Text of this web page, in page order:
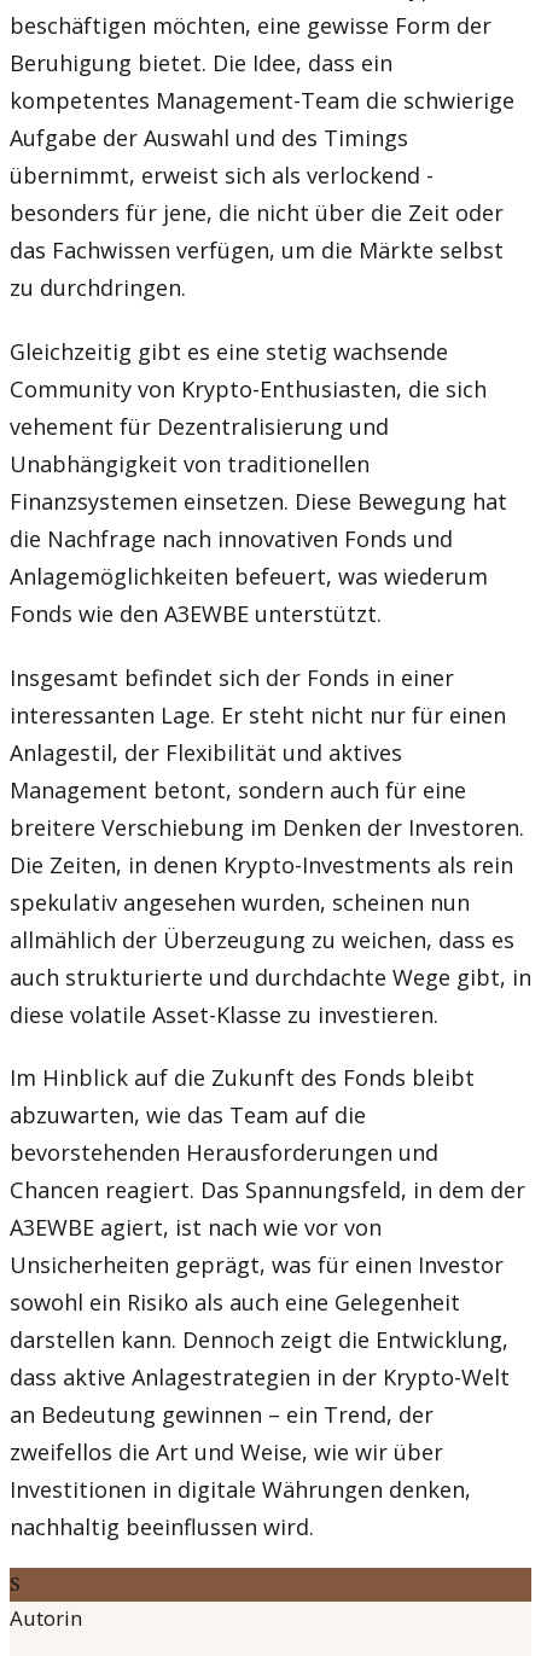
beschäftigen möchten, eine gewisse Form der
Beruhigung bietet. Die Idee, dass ein
kompetentes Management-Team die schwierige
Aufgabe der Auswahl und des Timings
übernimmt, erweist sich als verlockend -
besonders für jene, die nicht über die Zeit oder
das Fachwissen verfügen, um die Märkte selbst
zu durchdringen.
Gleichzeitig gibt es eine stetig wachsende
Community von Krypto-Enthusiasten, die sich
vehement für Dezentralisierung und
Unabhängigkeit von traditionellen
Finanzsystemen einsetzen. Diese Bewegung hat
die Nachfrage nach innovativen Fonds und
Anlagemöglichkeiten befeuert, was wiederum
Fonds wie den A3EWBE unterstützt.
Insgesamt befindet sich der Fonds in einer
interessanten Lage. Er steht nicht nur für einen
Anlagestil, der Flexibilität und aktives
Management betont, sondern auch für eine
breitere Verschiebung im Denken der Investoren.
Die Zeiten, in denen Krypto-Investments als rein
spekulativ angesehen wurden, scheinen nun
allmählich der Überzeugung zu weichen, dass es
auch strukturierte und durchdachte Wege gibt, in
diese volatile Asset-Klasse zu investieren.
Im Hinblick auf die Zukunft des Fonds bleibt
abzuwarten, wie das Team auf die
bevorstehenden Herausforderungen und
Chancen reagiert. Das Spannungsfeld, in dem der
A3EWBE agiert, ist nach wie vor von
Unsicherheiten geprägt, was für einen Investor
sowohl ein Risiko als auch eine Gelegenheit
darstellen kann. Dennoch zeigt die Entwicklung,
dass aktive Anlagestrategien in der Krypto-Welt
an Bedeutung gewinnen – ein Trend, der
zweifellos die Art und Weise, wie wir über
Investitionen in digitale Währungen denken,
nachhaltig beeinflussen wird.
S
Autorin